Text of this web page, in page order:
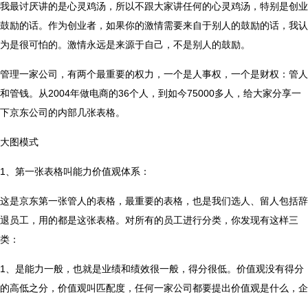
我最讨厌讲的是心灵鸡汤，所以不跟大家讲任何的心灵鸡汤，特别是创业
鼓励的话。作为创业者，如果你的激情需要来自于别人的鼓励的话，我认
为是很可怕的。激情永远是来源于自己，不是别人的鼓励。
管理一家公司，有两个最重要的权力，一个是人事权，一个是财权：管人
和管钱。从2004年做电商的36个人，到如今75000多人，给大家分享一
下京东公司的内部几张表格。
大图模式
1、第一张表格叫能力价值观体系：
这是京东第一张管人的表格，最重要的表格，也是我们选人、留人包括辞
退员工，用的都是这张表格。对所有的员工进行分类，你发现有这样三
类：
1、是能力一般，也就是业绩和绩效很一般，得分很低。价值观没有得分
的高低之分，价值观叫匹配度，任何一家公司都要提出价值观是什么，企